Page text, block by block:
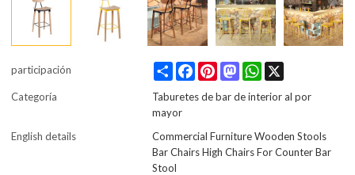
participación Share FacebookPinterestMastodonWhatsApp
Categoría
Taburetes de bar de interior al por
mayor
English details
Commercial Furniture Wooden Stools
Bar Chairs High Chairs For Counter Bar
Stool